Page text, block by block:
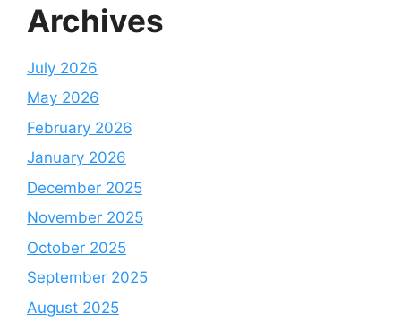
Archives
July 2026
May 2026
February 2026
January 2026
December 2025
November 2025
October 2025
September 2025
August 2025